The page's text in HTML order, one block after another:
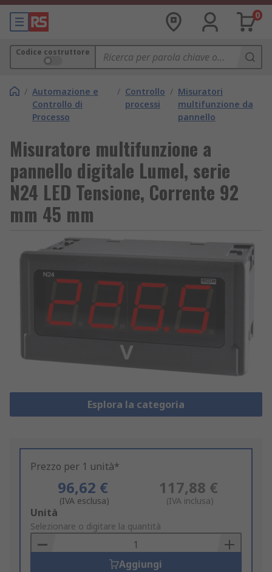
0
Codice costruttore
/ Automazione e
Controllo di
Processo
/ Controllo
processi
/ Misuratori
multifunzione da
pannello
Misuratore multifunzione a
pannello digitale Lumel, serie
N24 LED Tensione, Corrente 92
mm 45 mm
Esplora la categoria
Prezzo per 1 unità*
96,62 €
(IVA esclusa)
117,88 €
(IVA inclusa)
Add
to
Basket
Unità
Selezionare o digitare la quantità
Aggiungi